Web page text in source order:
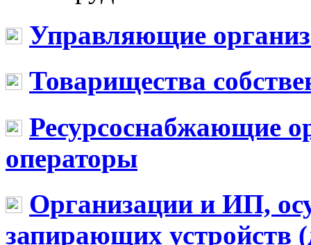
Управляющие
Товарищества
Ресурсоснабжающие
операторы
Организации и ИП,
запирающих устройств